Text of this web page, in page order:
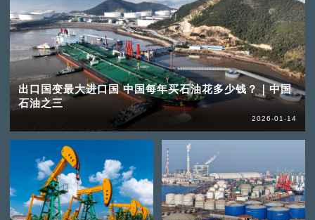
出口国变最大进口国 中国每年买石油花多少钱？｜中国
石油之三
2026-01-14